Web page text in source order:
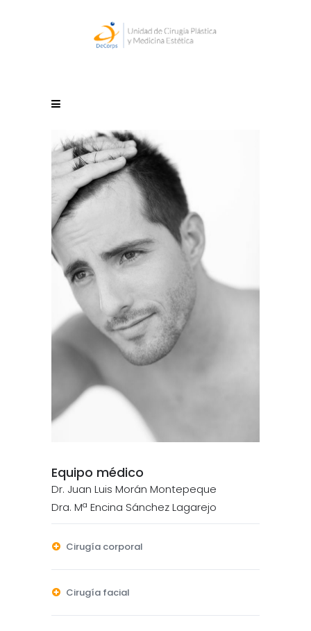
Equipo médico
Dr. Juan Luis Morán Montepeque
Dra. Mª Encina Sánchez Lagarejo
Cirugía corporal
Cirugía facial